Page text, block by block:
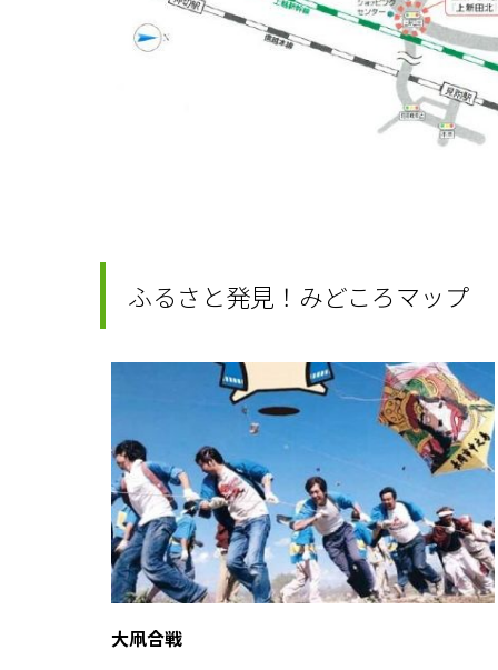
ふるさと発見！みどころマップ
大凧合戦